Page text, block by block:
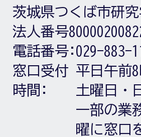
茨城県つくば市研
法人番号
電話番号: 029-883-
窓口受付
時間:
平日午前
土曜日・
一部の業
曜に窓口